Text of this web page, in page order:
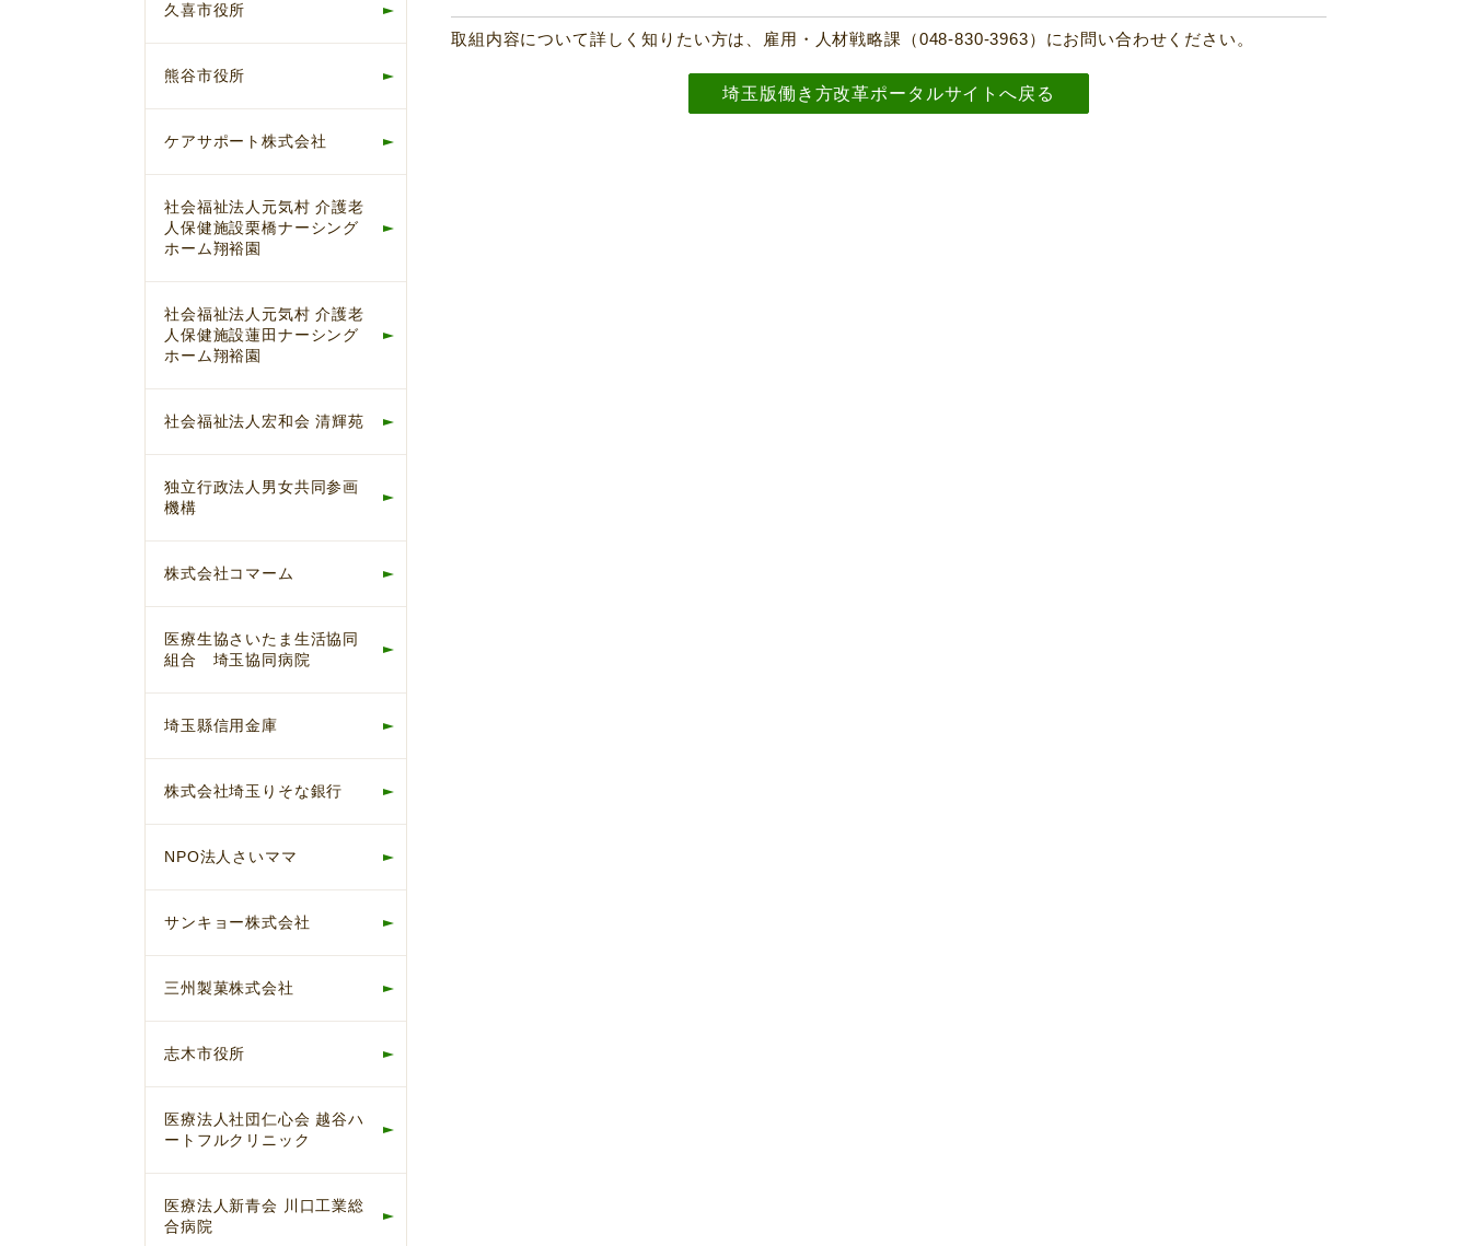
久喜市役所
熊谷市役所
ケアサポート株式会社
社会福祉法人元気村 介護老
人保健施設栗橋ナーシング
ホーム翔裕園
社会福祉法人元気村 介護老
人保健施設蓮田ナーシング
ホーム翔裕園
社会福祉法人宏和会 清輝苑
独立行政法人男女共同参画
機構
株式会社コマーム
医療生協さいたま生活協同
組合 埼玉協同病院
埼玉縣信用金庫
株式会社埼玉りそな銀行
NPO法人さいママ
サンキョー株式会社
三州製菓株式会社
志木市役所
医療法人社団仁心会 越谷ハ
ートフルクリニック
医療法人新青会 川口工業総
合病院
取組内容について詳しく知りたい方は、雇用・人材戦略課（048-830-3963）にお問い合わせください。
埼玉版働き方改革ポータルサイトへ戻る